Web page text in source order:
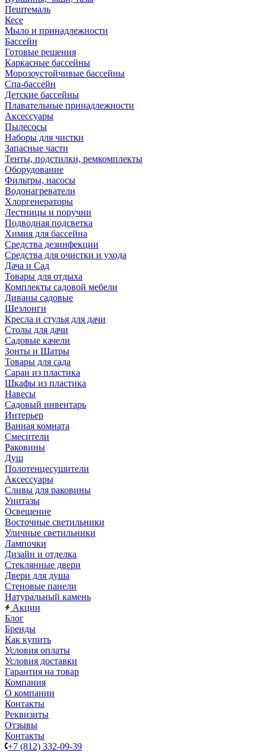
Пештемаль
Кесе
Мыло и принадлежности
Бассейн
Готовые решения
Каркасные бассейны
Морозоустойчивые бассейны
Спа-бассейн
Детские бассейны
Плавательные принадлежности
Аксессуары
Пылесосы
Наборы для чистки
Запасные части
Тенты, подстилки, ремкомплекты
Оборудование
Фильтры, насосы
Водонагреватели
Хлоргенераторы
Лестницы и поручни
Подводная подсветка
Химия для бассейна
Средства дезинфекции
Средства для очистки и ухода
Дача и Сад
Товары для отдыха
Комплекты садовой мебели
Диваны садовые
Шезлонги
Кресла и стулья для дачи
Столы для дачи
Садовые качели
Зонты и Шатры
Товары для сада
Сараи из пластика
Шкафы из пластика
Навесы
Садовый инвентарь
Интерьер
Ванная комната
Смесители
Раковины
Душ
Полотенцесушители
Аксессуары
Сливы для раковины
Унитазы
Освещение
Восточные светильники
Уличные светильники
Лампочки
Дизайн и отделка
Стеклянные двери
Двери для душа
Стеновые панели
Натуральный камень
Акции
Блог
Бренды
Как купить
Условия оплаты
Условия доставки
Гарантия на товар
Компания
О компании
Контакты
Реквизиты
Отзывы
Контакты
+7 (812) 332-09-39